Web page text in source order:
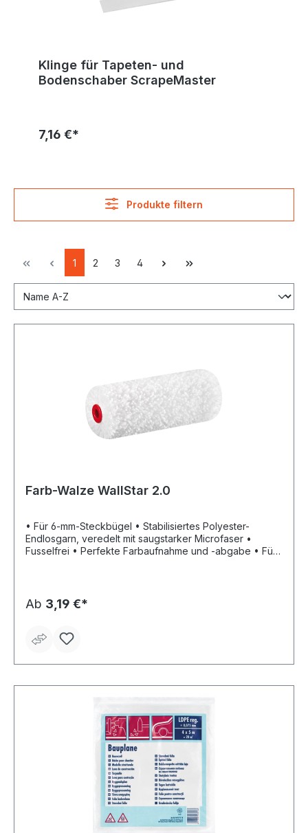
Klinge für Tapeten- und
Bodenschaber ScrapeMaster
7,16 €*
Produkte filtern
1 2 3 4
Farb-Walze WallStar 2.0
• Für 6-mm-Steckbügel • Stabilisiertes Polyester-
Endlosgarn, veredelt mit saugstarker Microfaser •
Fusselfrei • Perfekte Farbaufnahme und -abgabe • Für
Ab 3,19 €*